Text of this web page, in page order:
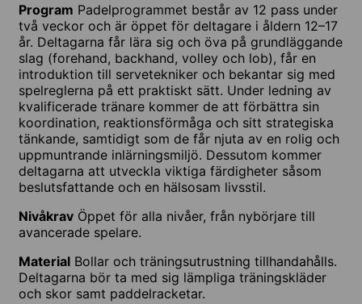
Program Padelprogrammet består av 12 pass under
två veckor och är öppet för deltagare i åldern 12–17
år. Deltagarna får lära sig och öva på grundläggande
slag (forehand, backhand, volley och lob), får en
introduktion till servetekniker och bekantar sig med
spelreglerna på ett praktiskt sätt. Under ledning av
kvalificerade tränare kommer de att förbättra sin
koordination, reaktionsförmåga och sitt strategiska
tänkande, samtidigt som de får njuta av en rolig och
uppmuntrande inlärningsmiljö. Dessutom kommer
deltagarna att utveckla viktiga färdigheter såsom
beslutsfattande och en hälsosam livsstil.
Nivåkrav Öppet för alla nivåer, från nybörjare till
avancerade spelare.
Material Bollar och träningsutrustning tillhandahålls.
Deltagarna bör ta med sig lämpliga träningskläder
och skor samt paddelracketar.